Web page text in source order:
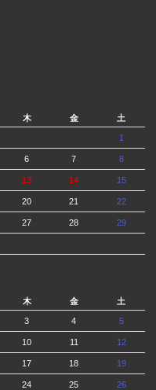
木 金 土
1
6 7 8
13 14 15
20 21 22
27 28 29
木 金 土
3 4 5
10 11 12
17 18 19
24 25 26